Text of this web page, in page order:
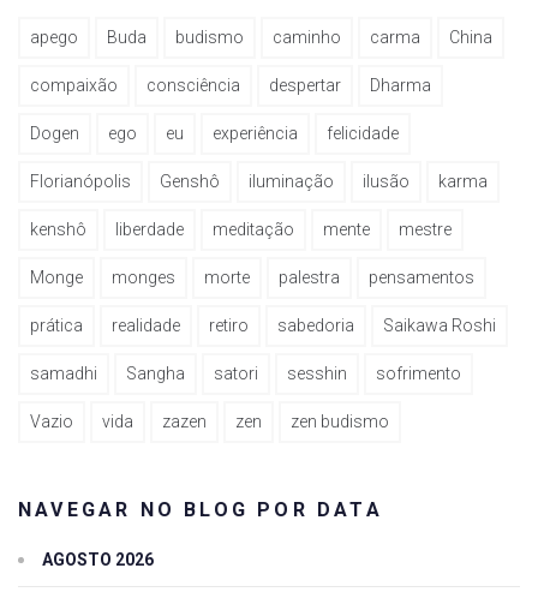
apego Buda budismo caminho carma China
compaixão consciência despertar Dharma
Dogen ego eu experiência felicidade
Florianópolis Genshô iluminação ilusão karma
kenshô liberdade meditação mente mestre
Monge monges morte palestra pensamentos
prática realidade retiro sabedoria Saikawa Roshi
samadhi Sangha satori sesshin sofrimento
Vazio vida zazen zen zen budismo
NAVEGAR NO BLOG POR DATA
AGOSTO 2026